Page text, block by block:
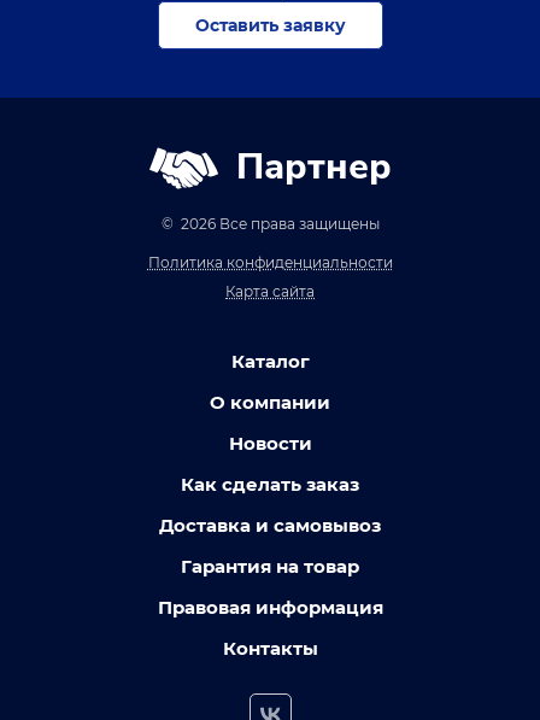
Оставить заявку
Партнер
© 2026 Все права защищены
Политика конфиденциальности
Карта сайта
Каталог
О компании
Новости
Как сделать заказ
Доставка и самовывоз
Гарантия на товар
Правовая информация
Контакты